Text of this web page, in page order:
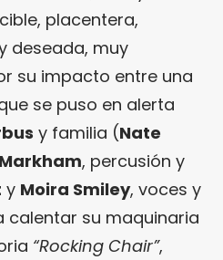
placentera,
deseada, muy
su impacto entre una
se puso en alerta
y familia (Nate
, percusión y
y Moira Smiley, voces y
calentar su maquinaria
“Rocking Chair”,